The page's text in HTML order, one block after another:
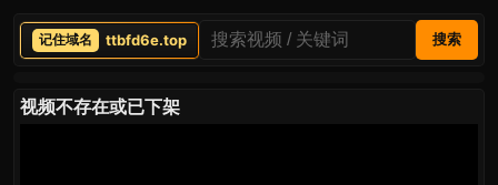
ttbfd6e.top 搜索
视频不存在或已下架